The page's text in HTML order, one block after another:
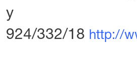
у
924/332/18 http://